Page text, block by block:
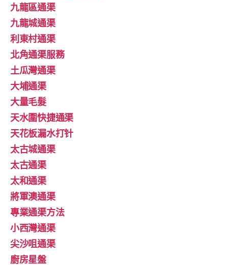
九龍區通渠
九龍城通渠
利東村通渠
北角通渠服務
土瓜灣通渠
大埔通渠
大量毛髮
天水圍快捷通渠
天花板漏水打针
太古城通渠
太古通渠
太和通渠
將軍澳通渠
專業通渠方法
小西灣通渠
尖沙咀通渠
廚房星盤